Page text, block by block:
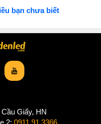
bạn chưa biết
Giấy, HN
2: 0911.91.3366